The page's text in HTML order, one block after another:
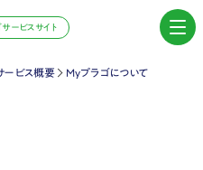
ービスサイト
ービス概要 Myプラゴについて